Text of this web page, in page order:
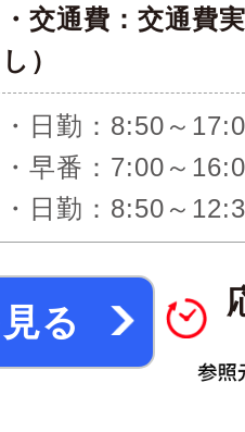
・交通費：交通費
し）
・日勤：8:50～
・早番：7:00～
・日勤：8:50～
る